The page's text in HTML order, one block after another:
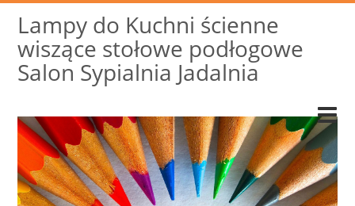
Lampy do Kuchni ścienne
wiszące stołowe podłogowe
Salon Sypialnia Jadalnia